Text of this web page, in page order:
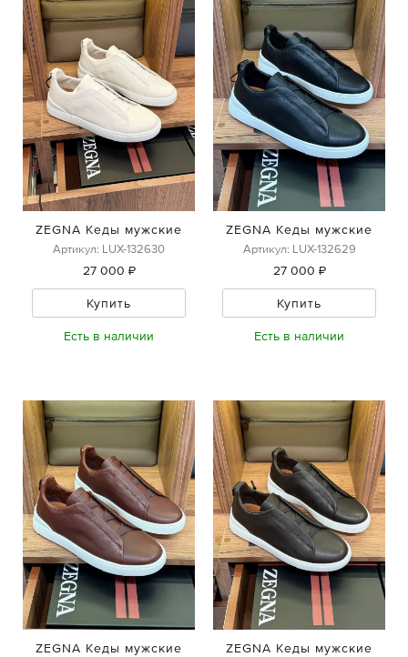
ZEGNA Кеды мужские
Артикул: LUX-132630
27 000 ₽
Купить
Есть в наличии
ZEGNA Кеды мужские
Артикул: LUX-132629
27 000 ₽
Купить
Есть в наличии
ZEGNA Кеды мужские ZEGNA Кеды мужские